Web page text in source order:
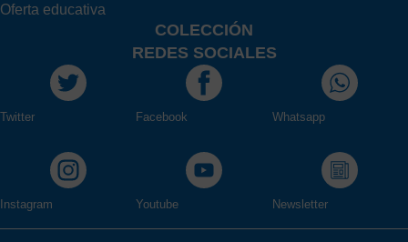
Oferta educativa
COLECCIÓN
REDES SOCIALES
Twitter Facebook Whatsapp
Instagram Youtube Newsletter